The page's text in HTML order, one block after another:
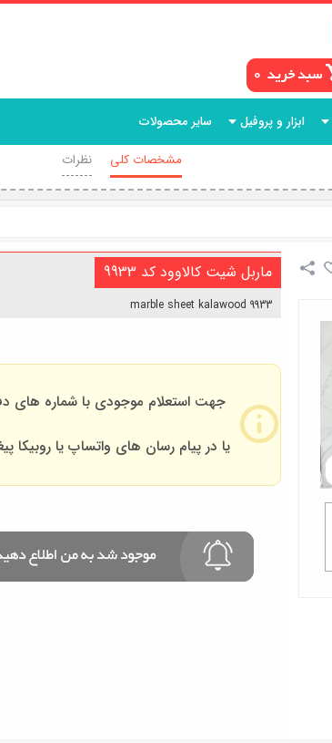
0
ابزار و پروفیل
سایر محصولات
مشخصات کلی
نظرات
ماربل شیت کالاوود کد 9933
marble sheet kalawood 9933
جهت استعلام موجودی با شماره های
یا در پیام رسان های واتساپ یا روبیکا